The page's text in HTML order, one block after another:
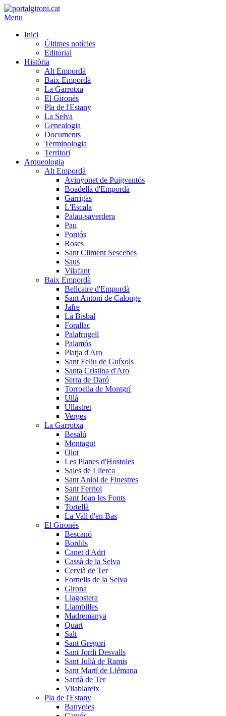
Menu
Inici
Últimes notícies
Editorial
Història
Alt Empordà
Baix Empordà
La Garrotxa
El Gironès
Pla de l'Estany
La Selva
Genealogia
Documents
Terminologia
Territori
Arqueologia
Alt Empordà
Avinyonet de Puigventós
Boadella d'Empordà
Garrigàs
L'Escala
Palau-saverdera
Pau
Pontós
Roses
Sant Climent Sescebes
Saus
Vilafant
Baix Empordà
Bellcaire d'Empordà
Sant Antoni de Calonge
Jafre
La Bisbal
Forallac
Palafrugell
Palamós
Platja d'Aro
Sant Feliu de Guíxols
Santa Cristina d'Aro
Serra de Daró
Torroella de Montgrí
Ullà
Ullastret
Verges
La Garrotxa
Besalú
Montagut
Olot
Les Planes d'Hostoles
Sales de Llierca
Sant Aniol de Finestres
Sant Ferriol
Sant Joan les Fonts
Tortellà
La Vall d'en Bas
El Gironès
Bescanó
Bordils
Canet d'Adri
Cassà de la Selva
Cervià de Ter
Fornells de la Selva
Girona
Llagostera
Llambilles
Madremanya
Quart
Salt
Sant Gregori
Sant Jordi Desvalls
Sant Julià de Ramis
Sant Martí de Llémana
Sarrià de Ter
Vilablareix
Pla de l'Estany
Banyoles